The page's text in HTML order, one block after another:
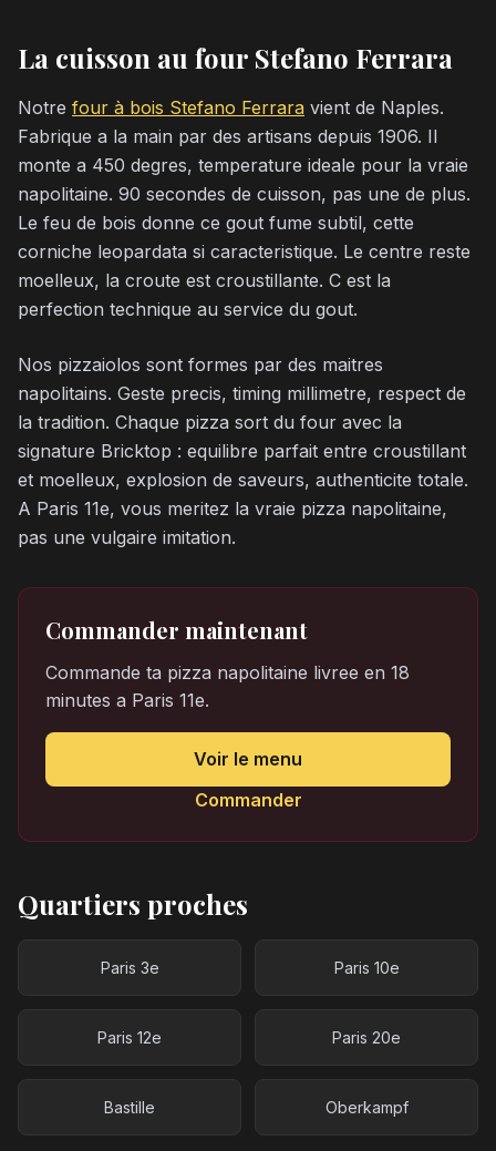
La cuisson au four Stefano Ferrara
Notre four à bois Stefano Ferrara vient de Naples.
Fabrique a la main par des artisans depuis 1906. Il
monte a 450 degres, temperature ideale pour la vraie
napolitaine. 90 secondes de cuisson, pas une de plus.
Le feu de bois donne ce gout fume subtil, cette
corniche leopardata si caracteristique. Le centre reste
moelleux, la croute est croustillante. C est la
perfection technique au service du gout.
Nos pizzaiolos sont formes par des maitres
napolitains. Geste precis, timing millimetre, respect de
la tradition. Chaque pizza sort du four avec la
signature Bricktop : equilibre parfait entre croustillant
et moelleux, explosion de saveurs, authenticite totale.
A Paris 11e, vous meritez la vraie pizza napolitaine,
pas une vulgaire imitation.
Commander maintenant
Commande ta pizza napolitaine livree en 18
minutes a Paris 11e.
Voir le menu
Commander
Quartiers proches
Paris 3e Paris 10e
Paris 12e Paris 20e
Bastille Oberkampf